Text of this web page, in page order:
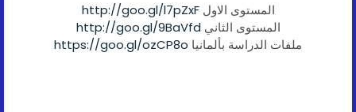
المستوى الاولhttp://goo.gl/l7pZxF
المستوى الثاني http://goo.gl/9BaVfd
ملفات الدراسة بألمانيا https://goo.gl/ozCP8o